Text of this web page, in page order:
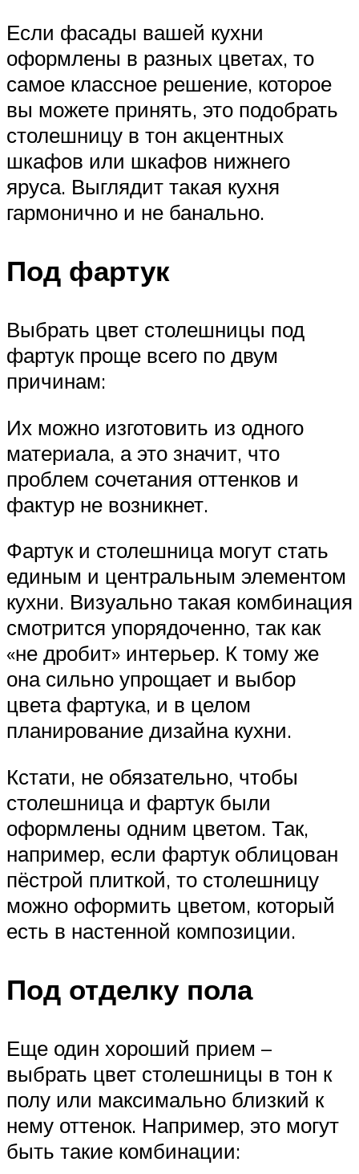
Если фасады вашей кухни
оформлены в разных цветах, то
самое классное решение, которое
вы можете принять, это подобрать
столешницу в тон акцентных
шкафов или шкафов нижнего
яруса. Выглядит такая кухня
гармонично и не банально.
Под фартук
Выбрать цвет столешницы под
фартук проще всего по двум
причинам:
Их можно изготовить из одного
материала, а это значит, что
проблем сочетания оттенков и
фактур не возникнет.
Фартук и столешница могут стать
единым и центральным элементом
кухни. Визуально такая комбинация
смотрится упорядоченно, так как
«не дробит» интерьер. К тому же
она сильно упрощает и выбор
цвета фартука, и в целом
планирование дизайна кухни.
Кстати, не обязательно, чтобы
столешница и фартук были
оформлены одним цветом. Так,
например, если фартук облицован
пёстрой плиткой, то столешницу
можно оформить цветом, который
есть в настенной композиции.
Под отделку пола
Еще один хороший прием –
выбрать цвет столешницы в тон к
полу или максимально близкий к
нему оттенок. Например, это могут
быть такие комбинации: